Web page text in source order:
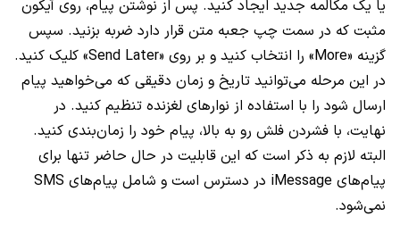
یا یک مکالمه جدید ایجاد کنید. پس از نوشتن پیام، روی آیکون
مثبت که در سمت چپ جعبه متن قرار دارد ضربه بزنید. سپس
گزینه «More» را انتخاب کنید و بر روی «Send Later» کلیک کنید.
در این مرحله می‌توانید تاریخ و زمان دقیقی که می‌خواهید پیام
ارسال شود را با استفاده از نوارهای لغزنده تنظیم کنید. در
نهایت، با فشردن فلش رو به بالا، پیام خود را زمان‌بندی کنید.
البته لازم به ذکر است که این قابلیت در حال حاضر تنها برای
پیام‌های iMessage در دسترس است و شامل پیام‌های SMS
نمی‌شود.